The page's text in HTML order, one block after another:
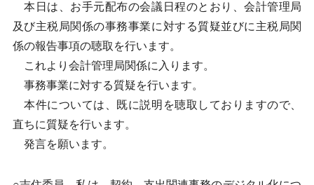
本日は、お手元配布の会議日程のとおり、会計管理局
及び主税局関係の事務事業に対する質疑並びに主税局関
係の報告事項の聴取を行います。
これより会計管理局関係に入ります。
事務事業に対する質疑を行います。
本件については、既に説明を聴取しておりますので、
直ちに質疑を行います。
発言を願います。